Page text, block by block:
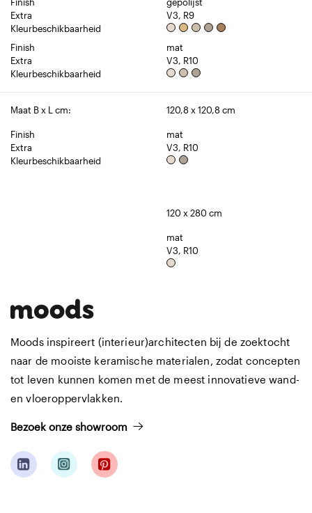
Extra
V3, R9
Kleurbeschikbaarheid
Finish
mat
Extra
V3, R10
Kleurbeschikbaarheid
Maat B x L cm: 120,8 x 120,8 cm
Finish
mat
Extra
V3, R10
Kleurbeschikbaarheid
120 x 280 cm
mat
V3, R10
Moods inspireert (interieur)architecten bij de zoektocht
naar de mooiste keramische materialen, zodat concepten
tot leven kunnen komen met de meest innovatieve wand-
en vloeroppervlakken.
Bezoek onze showroom